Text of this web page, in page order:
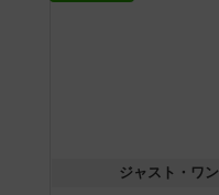
ジャスト・ワン